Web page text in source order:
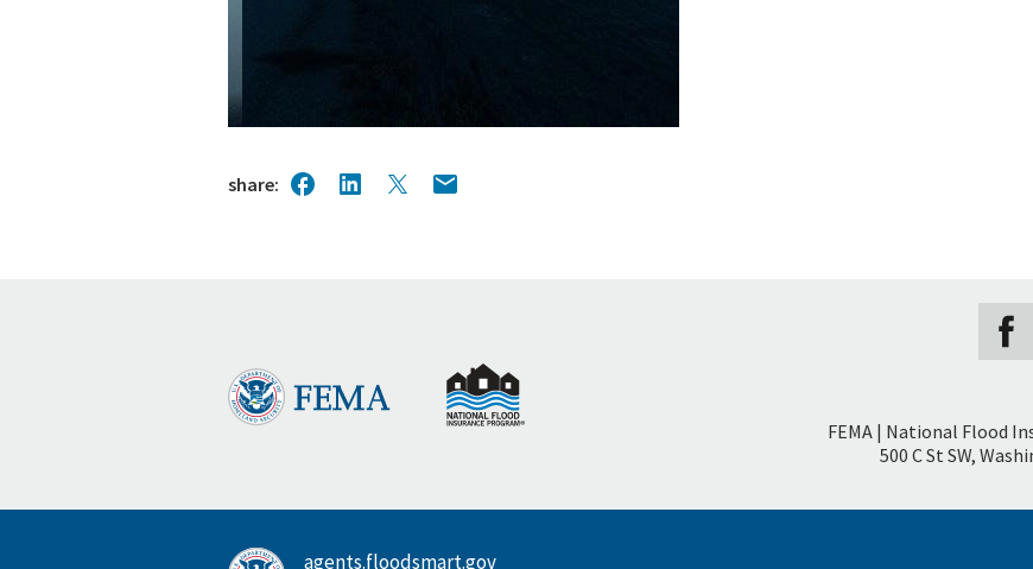
share
Footer
FEMA | National Flood
500 C St SW,
agents.floodsmart.gov